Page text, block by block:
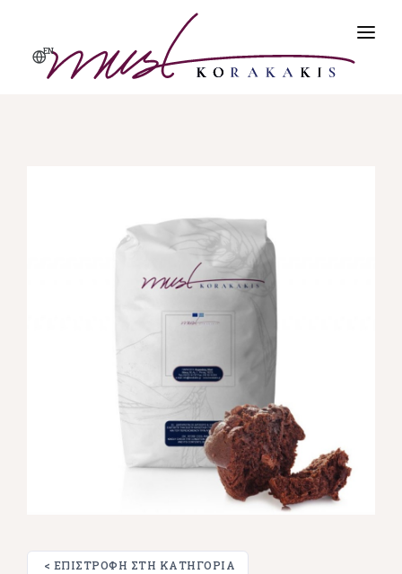
EN
ΠΟΙΌΤΗΤΑ & ΑΣΦΆΛΕΙΑ
< ΕΠΙΣΤΡΟΦΉ ΣΤΗ ΚΑΤΗΓΟΡΊΑ